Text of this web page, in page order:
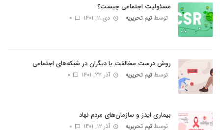
مسئولیت اجتماعی چیست؟
توسطتیم تحریریه دی ۱۱, ۱۴۰۱ 0
روش درست مخالفت با دیگران در شبکه‌های اجتماعی
توسطتیم تحریریه آذر ۲۳, ۱۴۰۱ 0
بیماری ایدز و سازمان‌های مردم نهاد
توسطتیم تحریریه آذر ۱۲, ۱۴۰۱ 0